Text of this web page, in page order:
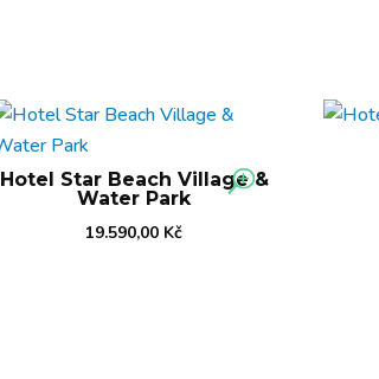
Hotel Star Beach Village &
Water Park
19.590,00 Kč